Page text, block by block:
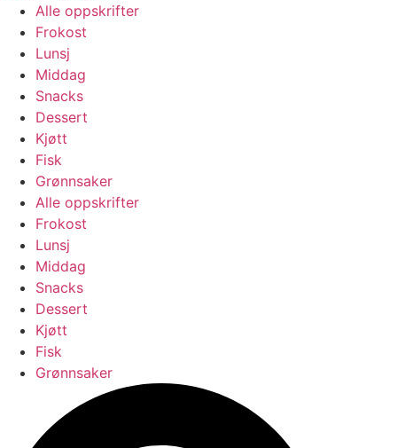
Alle oppskrifter
Frokost
Lunsj
Middag
Snacks
Dessert
Kjøtt
Fisk
Grønnsaker
Alle oppskrifter
Frokost
Lunsj
Middag
Snacks
Dessert
Kjøtt
Fisk
Grønnsaker